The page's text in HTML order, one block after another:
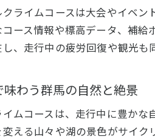
ライムコースは大会やイベ
ース情報や標高データ、補
、走行中の疲労回復や観光も
味わう群馬の自然と絶景
ムコースは、走行中に豊かな
える山々や湖の景色がサイ